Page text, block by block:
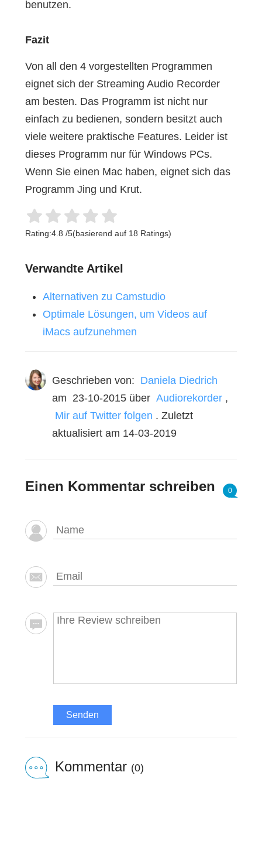
benutzen.
Fazit
Von all den 4 vorgestellten Programmen
eignet sich der Streaming Audio Recorder
am besten. Das Programm ist nicht nur
einfach zu bedienen, sondern besitzt auch
viele weitere praktische Features. Leider ist
dieses Programm nur für Windows PCs.
Wenn Sie einen Mac haben, eignet sich das
Programm Jing und Krut.
Rating:4.8 /5(basierend auf 18 Ratings)
Verwandte Artikel
Alternativen zu Camstudio
Optimale Lösungen, um Videos auf
iMacs aufzunehmen
Geschrieben von: Daniela Diedrich
am 23-10-2015über Audiorekorder ,
Mir auf Twitter folgen . Zuletzt
aktualisiert am 14-03-2019
Einen Kommentar schreiben 0
Senden
Kommentar (0)